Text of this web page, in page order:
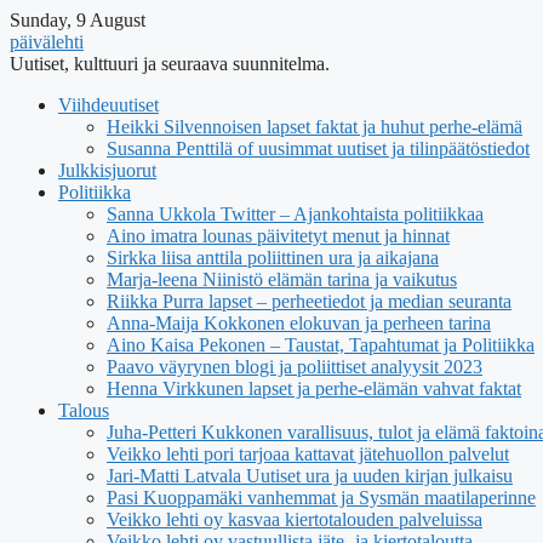
Sunday, 9 August
päivälehti
Uutiset, kulttuuri ja seuraava suunnitelma.
Viihdeuutiset
Heikki Silvennoisen lapset faktat ja huhut perhe-elämä
Susanna Penttilä of uusimmat uutiset ja tilinpäätöstiedot
Julkkisjuorut
Politiikka
Sanna Ukkola Twitter – Ajankohtaista politiikkaa
Aino imatra lounas päivitetyt menut ja hinnat
Sirkka liisa anttila poliittinen ura ja aikajana
Marja-leena Niinistö elämän tarina ja vaikutus
Riikka Purra lapset – perheetiedot ja median seuranta
Anna-Maija Kokkonen elokuvan ja perheen tarina
Aino Kaisa Pekonen – Taustat, Tapahtumat ja Politiikka
Paavo väyrynen blogi ja poliittiset analyysit 2023
Henna Virkkunen lapset ja perhe-elämän vahvat faktat
Talous
Juha-Petteri Kukkonen varallisuus, tulot ja elämä
Veikko lehti pori tarjoaa kattavat jätehuollon palvelut
Jari-Matti Latvala Uutiset ura ja uuden kirjan julkaisu
Pasi Kuoppamäki vanhemmat ja Sysmän maatilaperinne
Veikko lehti oy kasvaa kiertotalouden palveluissa